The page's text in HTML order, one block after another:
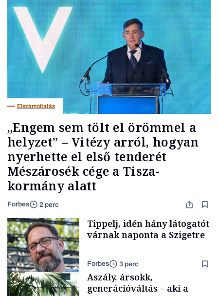
Elszámoltatás
„Engem sem tölt el örömmel a
helyzet” – Vitézy arról, hogyan
nyerhette el első tenderét
Mészárosék cége a Tisza-
kormány alatt
Forbes 2 perc
Tippelj, idén hány látogatót
várnak naponta a Szigetre
Forbes 3 perc
Aszály, ársokk,
generációváltás – aki a